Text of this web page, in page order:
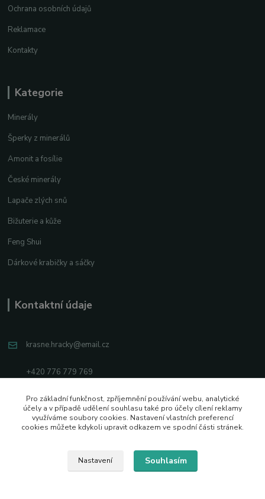
Ochrana osobních údajů
Reklamace
Kontakty
Kategorie
Minerály
Šperky z minerálů
Amonit a fosílie
České minerály
Lapače zlých snů
Bižuterie a kůže
Feng Shui
Dárkové krabičky a sáčky
Kontaktní údaje
krasne.hracky@email.cz
+420 776 779 769
Facebook
Instagram
Pro základní funkčnost, zpříjemnění používání webu, analytické
účely a v případě udělení souhlasu také pro účely cílení reklamy
využíváme soubory cookies. Nastavení vlastních preferencí
cookies můžete kdykoli upravit odkazem ve spodní části stránek.
Nastavení Souhlasím